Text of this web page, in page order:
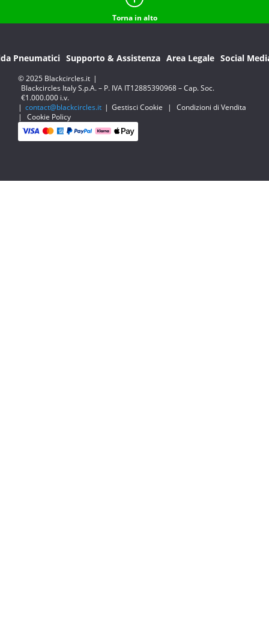
Torna in alto
Pneumatici Supporto & Assistenza Area Legale Social
© 2025 Blackcircles.it |
Blackcircles Italy S.p.A. – P. IVA IT12885390968 – Cap. Soc.
€1.000.000 i.v.
| contact@blackcircles.it | Gestisci Cookie |
Condizioni di Vendita
|
Cookie Policy